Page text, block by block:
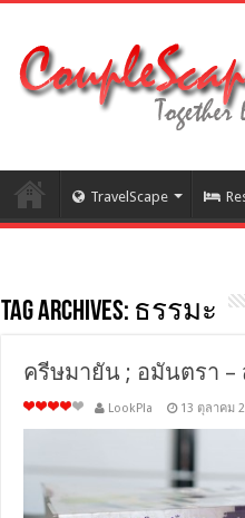
TravelScape
Tag Archives: ธรรมะ
ครีษมายัน ; อมันตรา –
LookPla 13 ตุลาคม